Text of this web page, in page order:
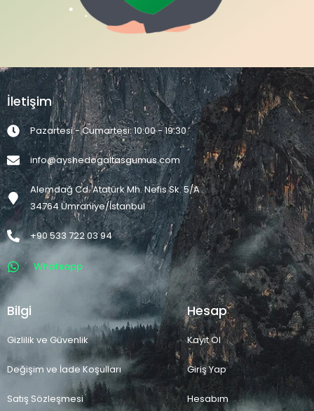
İletişim
Pazartesi - Cumartesi: 10:00 - 19:30
info@ayshedogaltasgumus.com
Alemdağ Cd. Atatürk Mh. Nefis Sk. 5/A
34764 Ümraniye/İstanbul
+90 533 722 03 94
Whatsapp
Bilgi
Gizlilik ve Güvenlik
Değişim ve İade Koşulları
Satış Sözleşmesi
Hesap
Kayıt Ol
Giriş Yap
Hesabım